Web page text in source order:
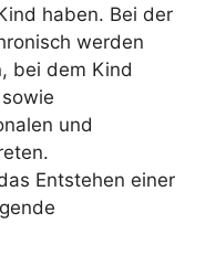
haben. Bei der
werden
bei dem Kind
und
Entstehen einer